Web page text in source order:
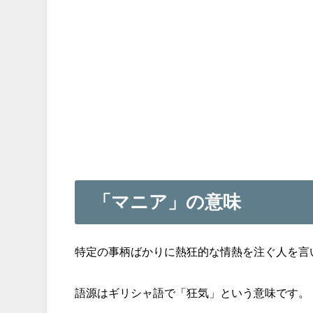
「マニア」の意味
特定の事柄ばかりに熱狂的な情熱を注ぐ人を言
語源はギリシャ語で「狂気」という意味です。